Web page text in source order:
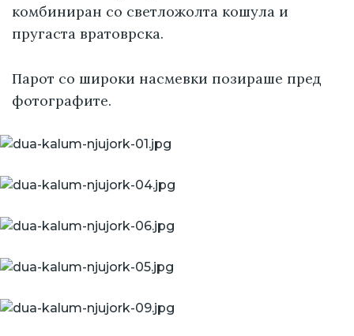
комбиниран со светложолта кошула и
пругаста вратоврска.
Парот со широки насмевки позираше пред
фотографите.